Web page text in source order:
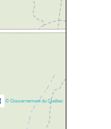
© Gouvernement du Québec